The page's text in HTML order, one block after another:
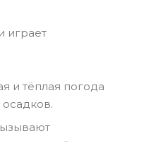
играет
и тёплая погода
осадков.